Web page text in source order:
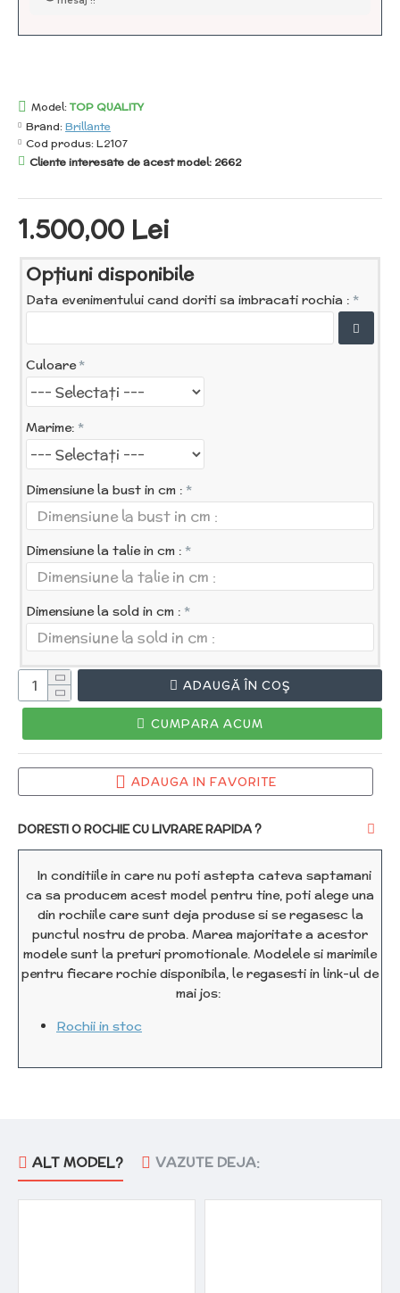
1.500,00 Lei
Model:TOP QUALITY
Brand:Brillante
Cod produs:L2107
Cliente interesate de acest model: 2662
Opţiuni disponibile
Data evenimentului cand doriti sa imbracati rochia :
Culoare
Marime:
Dimensiune la bust in cm :
Dimensiune la talie in cm :
Dimensiune la sold in cm :
ADAUGĂ ÎN COŞ
CUMPARA ACUM
ADAUGA IN FAVORITE
DORESTI O ROCHIE CU LIVRARE RAPIDA ?
In conditiile in care nu poti astepta cateva saptamani
ca sa producem acest model pentru tine, poti alege una
din rochiile care sunt deja produse si se regasesc la
punctul nostru de proba. Marea majoritate a acestor
modele sunt la preturi promotionale. Modelele si marimile
pentru fiecare rochie disponibila, le regasesti in link-ul de
mai jos:
Rochii in stoc
ALT MODEL? VAZUTE DEJA: